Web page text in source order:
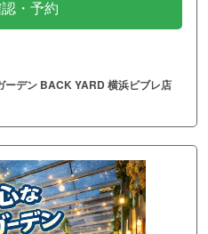
・予約
ーデン BACK YARD 横浜ビブレ店